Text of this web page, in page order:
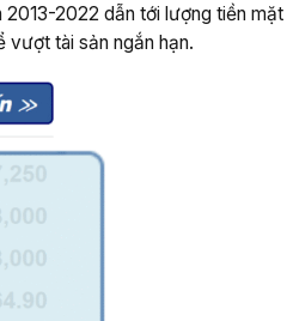
2022 dẫn tới lượng tiền mặt
vượt tài sản ngắn hạn.